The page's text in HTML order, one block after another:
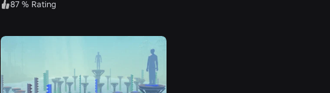
87 % Rating